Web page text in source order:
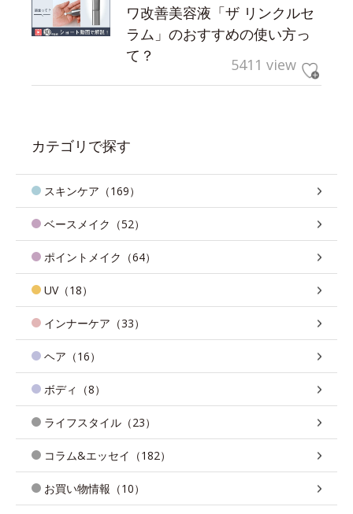
ワ改善美容液「ザ リンクルセ
ラム」のおすすめの使い方っ
て？
5411 view
カテゴリで探す
スキンケア（169）
ベースメイク（52）
ポイントメイク（64）
UV（18）
インナーケア（33）
ヘア（16）
ボディ（8）
ライフスタイル（23）
コラム&エッセイ（182）
お買い物情報（10）